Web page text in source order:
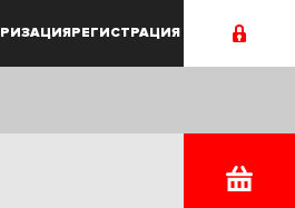
РЕГИСТРАЦИЯ